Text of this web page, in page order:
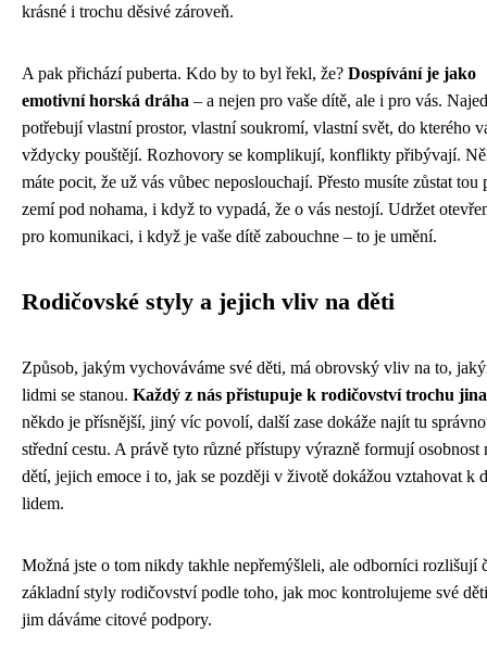
krásné i trochu děsivé zároveň.
A pak přichází puberta. Kdo by to byl řekl, že? Dospívání je jako
emotivní horská dráha – a nejen pro vaše dítě, ale i pro vás.
potřebují vlastní prostor, vlastní soukromí, vlastní svět, do kterého
vždycky pouštějí. Rozhovory se komplikují, konflikty přibývají.
máte pocit, že už vás vůbec neposlouchají. Přesto musíte zůstat tou
zemí pod nohama, i když to vypadá, že o vás nestojí. Udržet
pro komunikaci, i když je vaše dítě zabouchne – to je umění.
Rodičovské styly a jejich vliv na děti
Způsob, jakým vychováváme své děti, má obrovský vliv na to,
lidmi se stanou. Každý z nás přistupuje k rodičovství trochu
někdo je přísnější, jiný víc povolí, další zase dokáže najít tu
střední cestu. A právě tyto různé přístupy výrazně formují osobnost
dětí, jejich emoce i to, jak se později v životě dokážou vztahovat k
lidem.
Možná jste o tom nikdy takhle nepřemýšleli, ale odborníci rozlišují
základní styly rodičovství podle toho, jak moc kontrolujeme své
jim dáváme citové podpory.